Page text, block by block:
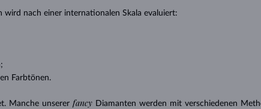
wird nach einer internationalen Skala evaluiert:
Farbtönen.
Manche unserer fancy Diamanten werden mit verschiedenen